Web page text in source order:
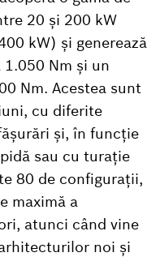
20 și 200 kW
kW) și generează
Nm și un
Nm. Acestea sunt
cu diferite
și, în funcție
sau cu turație
80 de configurații,
maximă a
atunci când vine
noi și